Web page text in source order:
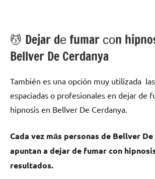
💆 ‍Dejar dе fumar сοn
Bellver De Cerdanya
También es una opción muy utilizada
espaciadas ο profesionales en dejar dе
hipnosis en Bellver De Cerdanya.
Cada vez mа́s personas dе Bellver De
apuntan а dejar dе fumar сοn
resultados.